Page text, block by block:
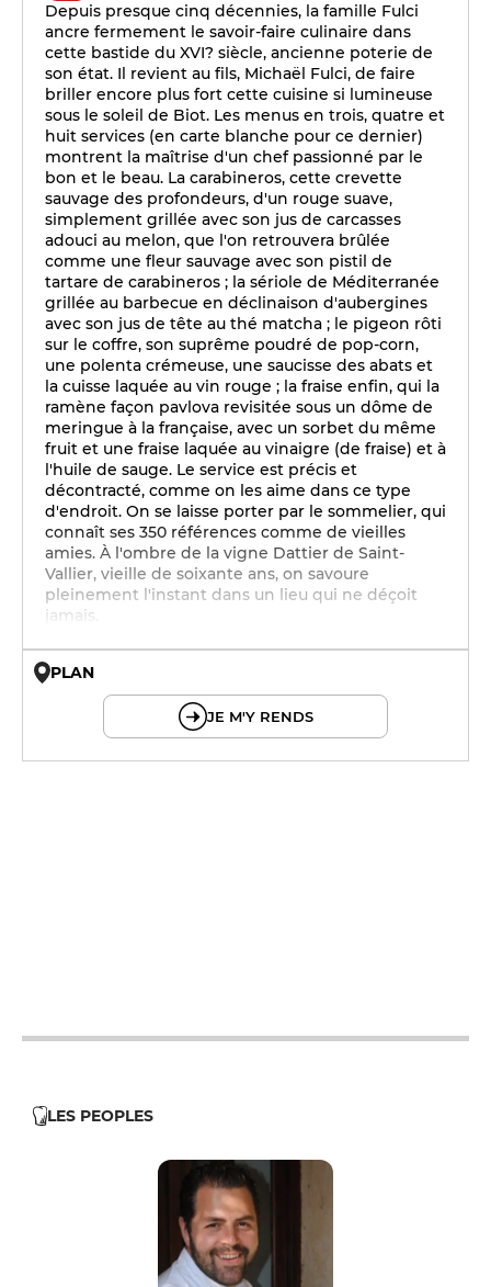
Depuis presque cinq décennies, la famille Fulci
ancre fermement le savoir-faire culinaire dans
cette bastide du XVI? siècle, ancienne poterie de
son état. Il revient au fils, Michaël Fulci, de faire
briller encore plus fort cette cuisine si lumineuse
sous le soleil de Biot. Les menus en trois, quatre et
huit services (en carte blanche pour ce dernier)
montrent la maîtrise d'un chef passionné par le
bon et le beau. La carabineros, cette crevette
sauvage des profondeurs, d'un rouge suave,
simplement grillée avec son jus de carcasses
adouci au melon, que l'on retrouvera brûlée
comme une fleur sauvage avec son pistil de
tartare de carabineros ; la sériole de Méditerranée
grillée au barbecue en déclinaison d'aubergines
avec son jus de tête au thé matcha ; le pigeon rôti
sur le coffre, son suprême poudré de pop-corn,
une polenta crémeuse, une saucisse des abats et
la cuisse laquée au vin rouge ; la fraise enfin, qui la
ramène façon pavlova revisitée sous un dôme de
meringue à la française, avec un sorbet du même
fruit et une fraise laquée au vinaigre (de fraise) et à
l'huile de sauge. Le service est précis et
décontracté, comme on les aime dans ce type
d'endroit. On se laisse porter par le sommelier, qui
connaît ses 350 références comme de vieilles
amies. À l'ombre de la vigne Dattier de Saint-
Vallier, vieille de soixante ans, on savoure
pleinement l'instant dans un lieu qui ne déçoit
jamais.
PLAN
JE M'Y RENDS
LES PEOPLES